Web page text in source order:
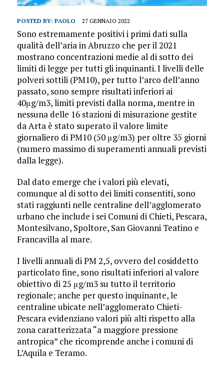
POSTED BY: PAOLO 27 GENNAIO 2022
Sono estremamente positivi i primi dati sulla
qualità dell’aria in Abruzzo che per il 2021
mostrano concentrazioni medie al di sotto dei
limiti di legge per tutti gli inquinanti. I livelli delle
polveri sottili (PM10), per tutto l’arco dell’anno
passato, sono sempre risultati inferiori ai
40μg/m3, limiti previsti dalla norma, mentre in
nessuna delle 16 stazioni di misurazione gestite
da Arta è stato superato il valore limite
giornaliero di PM10 (50 μg/m3) per oltre 35 giorni
(numero massimo di superamenti annuali previsti
dalla legge).
Dal dato emerge che i valori più elevati,
comunque al di sotto dei limiti consentiti, sono
stati raggiunti nelle centraline dell’agglomerato
urbano che include i sei Comuni di Chieti, Pescara,
Montesilvano, Spoltore, San Giovanni Teatino e
Francavilla al mare.
I livelli annuali di PM 2,5, ovvero del cosiddetto
particolato fine, sono risultati inferiori al valore
obiettivo di 25 μg/m3 su tutto il territorio
regionale; anche per questo inquinante, le
centraline ubicate nell’agglomerato Chieti-
Pescara evidenziano valori più alti rispetto alla
zona caratterizzata “a maggiore pressione
antropica” che ricomprende anche i comuni di
L’Aquila e Teramo.